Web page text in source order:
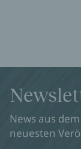
News aus
neuesten